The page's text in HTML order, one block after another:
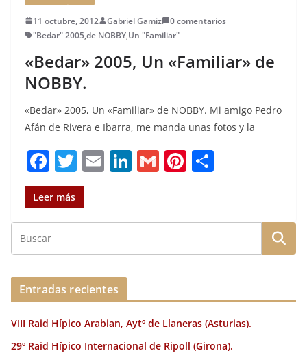
11 octubre, 2012 Gabriel Gamiz
0 comentarios
"Bedar" 2005,de NOBBY,Un "Familiar"
«Bedar» 2005, Un «Familiar» de
NOBBY.
«Bedar» 2005, Un «Familiar» de NOBBY. Mi amigo Pedro
Afán de Rivera e Ibarra, me manda unas fotos y la
F
a
c
e
b
o
o
k
T
w
it
te
r
E
l
Li
e
dI
G
l
Pi
re
st
p
a
ir
Leer más
Entradas recientes
VIII Raid Hípico Arabian, Aytº de Llaneras (Asturias).
29º Raid Hípico Internacional de Ripoll (Girona).